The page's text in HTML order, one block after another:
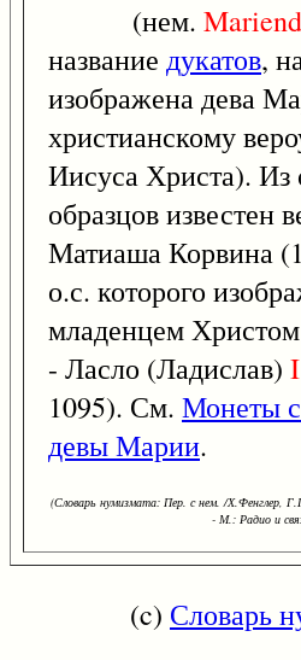
(нем.
название дукатов,
изображена дева
христианскому
Иисуса Христа).
образцов известен
Матиаша Корвина
о.с. которого
младенцем
- Ласло (Ладислав) I
1095). См. Монеты
девы Марии.
(Словарь нумизмата: Пер. с нем. /Х.Фенглер,
- М.: Радио и
(c) Словарь